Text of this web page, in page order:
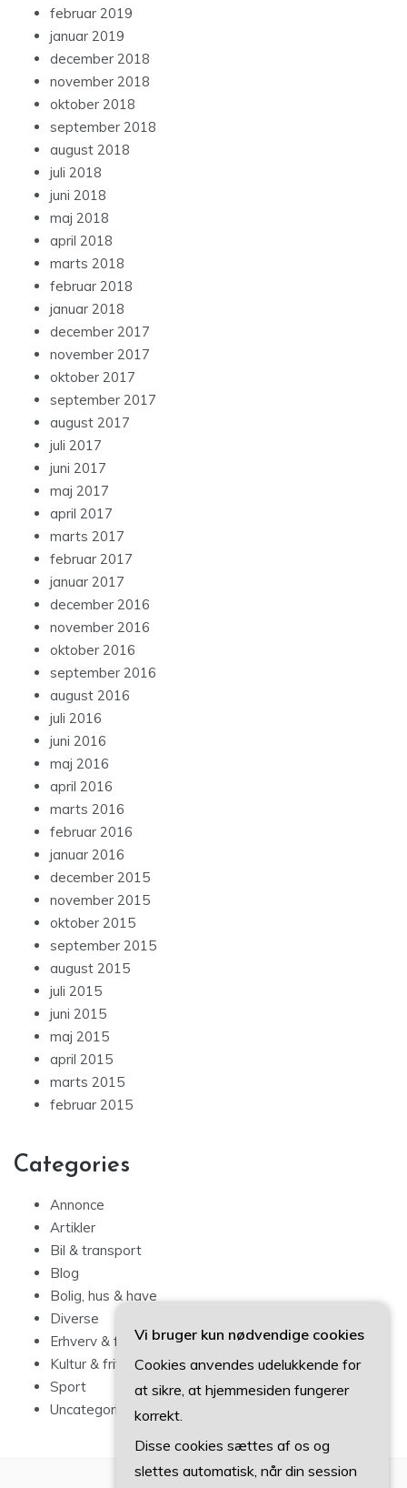
februar 2019
januar 2019
december 2018
november 2018
oktober 2018
september 2018
august 2018
juli 2018
juni 2018
maj 2018
april 2018
marts 2018
februar 2018
januar 2018
december 2017
november 2017
oktober 2017
september 2017
august 2017
juli 2017
juni 2017
maj 2017
april 2017
marts 2017
februar 2017
januar 2017
december 2016
november 2016
oktober 2016
september 2016
august 2016
juli 2016
juni 2016
maj 2016
april 2016
marts 2016
februar 2016
januar 2016
december 2015
november 2015
oktober 2015
september 2015
august 2015
juli 2015
juni 2015
maj 2015
april 2015
marts 2015
februar 2015
Categories
Annonce
Artikler
Bil & transport
Blog
Bolig, hus & have
Diverse
Erhverv & forbrug
Kultur & fritid
Sport
Uncategorized
Vi bruger kun nødvendige cookies
Cookies anvendes udelukkende for
at sikre, at hjemmesiden fungerer
korrekt.
Disse cookies sættes af os og
slettes automatisk, når din session